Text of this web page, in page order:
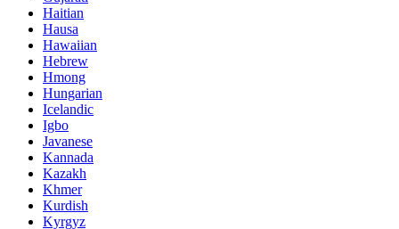
Haitian
Hausa
Hawaiian
Hebrew
Hmong
Hungarian
Icelandic
Igbo
Javanese
Kannada
Kazakh
Khmer
Kurdish
Kyrgyz